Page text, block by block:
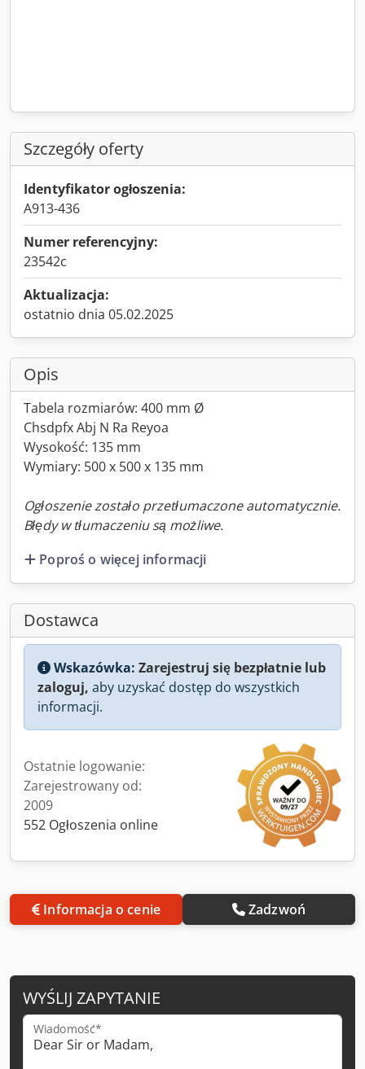
Szczegóły oferty
Identyfikator ogłoszenia:
A913-436
Numer referencyjny:
23542c
Aktualizacja:
ostatnio dnia 05.02.2025
Opis
Tabela rozmiarów: 400 mm Ø
Chsdpfx Abj N Ra Reyoa
Wysokość: 135 mm
Wymiary: 500 x 500 x 135 mm
Ogłoszenie zostało przetłumaczone automatycznie.
Błędy w tłumaczeniu są możliwe.
Poproś o więcej informacji
Dostawca
Wskazówka: Zarejestruj się bezpłatnie lub
zaloguj, aby uzyskać dostęp do wszystkich
informacji.
Ostatnie logowanie:
Zarejestrowany od:
2009
552 Ogłoszenia online
Informacja o cenie Zadzwoń
WYŚLIJ ZAPYTANIE
Wiadomość*